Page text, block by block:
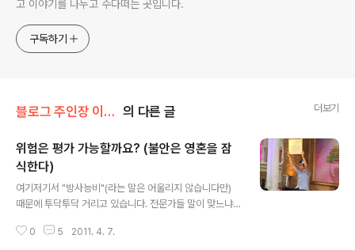
고 이야기를 나누고 수다떠는 곳입니다.
구독하기
블로그 주인장 이야기/시사 Commentary 의 다른 글 더보기
위험은 평가 가능할까요? (불안은 영혼을 잠
식한다)
여기저기서 "방사능비"(라는 말은 어울리지 않습니다만)
때문에 투닥투닥 거리고 있습니다. 전문가들 말이 맞느냐,
전문가들의 말은 어떻게 믿냐, 등등. 이런게 뭐 하루 이틀
0 5 2011. 4. 7.